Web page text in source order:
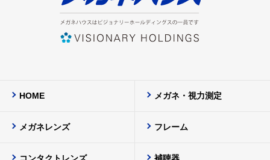
HOME メガネ・視力測定
メガネレンズ フレーム
コンタクトレンズ 補聴器